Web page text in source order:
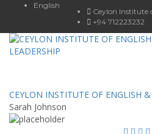
English
Ceylon Institute
+94 712223232
CEYLON INSTITUTE OF ENGLISH
Sarah Johnson